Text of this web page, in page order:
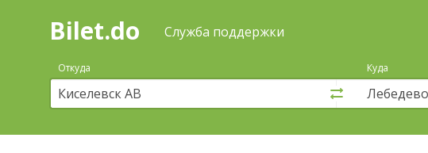
Поиск
покупка
билетов
автобус
онлайн
Bilet.do Служба поддержки
Откуда Куда